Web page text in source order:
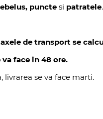
puncte si patratele.
de transport se
va face in 48 ore.
livrarea se va face marti.